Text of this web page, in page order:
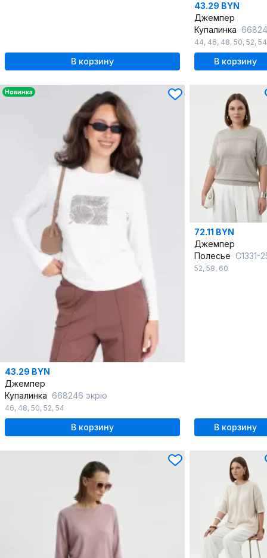
В корзину
43.29 BYN
Джемпер
Купалинка 668247
44, 46, 48, 50, 52, 54
В корзину
Новинка
43.29 BYN
Джемпер
Купалинка 668246 экрю
46, 48, 50, 52, 54
В корзину
72.11 BYN
Джемпер
Полесье С1331-25 6С1585-Д43 158,164
52, 58, 60
В корзину